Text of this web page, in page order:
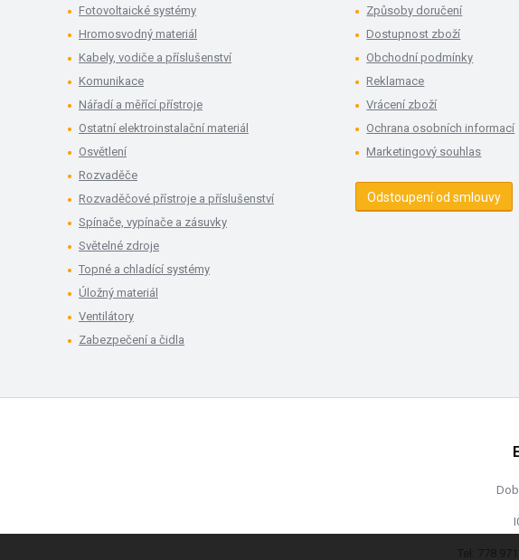
Fotovoltaické systémy
Hromosvodný materiál
Kabely, vodiče a příslušenství
Komunikace
Nářadí a měřící přístroje
Ostatní elektroinstalační materiál
Osvětlení
Rozvaděče
Rozvaděčové přístroje a příslušenství
Spínače, vypínače a zásuvky
Světelné zdroje
Topné a chladící systémy
Úložný materiál
Ventilátory
Zabezpečení a čidla
Způsoby doručení
Dostupnost zboží
Obchodní podmínky
Reklamace
Vrácení zboží
Ochrana osobních informací
Marketingový souhlas
Odstoupení od smlouvy